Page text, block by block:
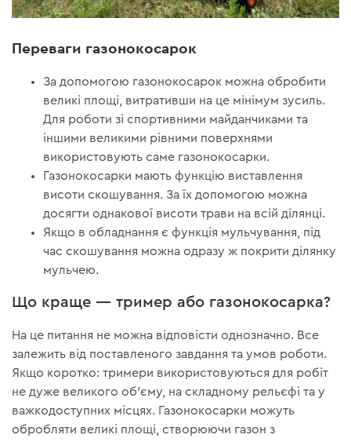
Переваги газонокосарок
За допомогою газонокосарок можна обробити
великі площі, витративши на це мінімум зусиль.
Для роботи зі спортивними майданчиками та
іншими великими рівними поверхнями
використовують саме газонокосарки.
Газонокосарки мають функцію виставлення
висоти скошування. За їх допомогою можна
досягти однакової висоти трави на всій ділянці.
Якщо в обладнання є функція мульчування, під
час скошування можна одразу ж покрити ділянку
мульчею.
Що краще — тример або газонокосарка?
На це питання не можна відповісти однозначно. Все
залежить від поставленого завдання та умов роботи.
Якщо коротко: тримери використовуються для робіт
не дуже великого об’єму, на складному рельєфі та у
важкодоступних місцях. Газонокосарки можуть
обробляти великі площі, створюючи газон з